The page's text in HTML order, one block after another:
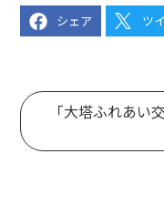
シェア ツ
「大塔ふれあい